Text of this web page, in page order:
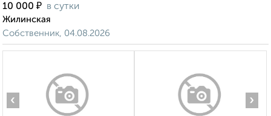
10 000 ₽ в сутки
Жилинская
Собственник, 04.08.2026
‹ ›